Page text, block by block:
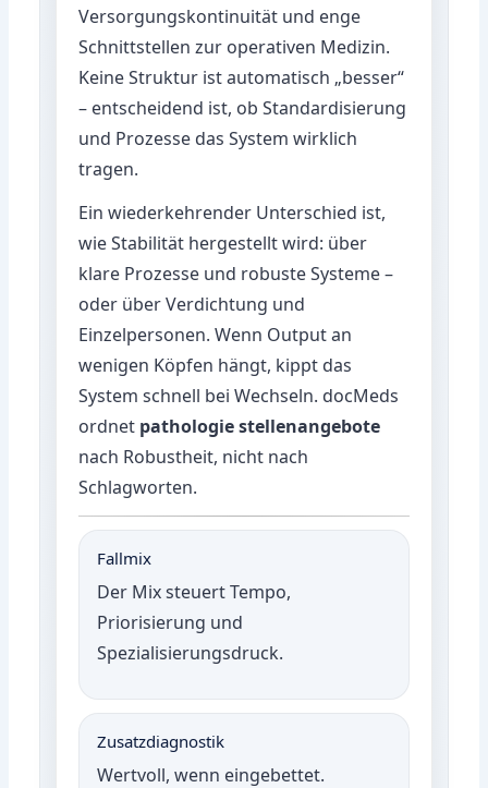
Versorgungskontinuität und enge
Schnittstellen zur operativen Medizin.
Keine Struktur ist automatisch „besser“
– entscheidend ist, ob Standardisierung
und Prozesse das System wirklich
tragen.
Ein wiederkehrender Unterschied ist,
wie Stabilität hergestellt wird: über
klare Prozesse und robuste Systeme –
oder über Verdichtung und
Einzelpersonen. Wenn Output an
wenigen Köpfen hängt, kippt das
System schnell bei Wechseln. docMeds
ordnet pathologie stellenangebote
nach Robustheit, nicht nach
Schlagworten.
Fallmix
Der Mix steuert Tempo,
Priorisierung und
Spezialisierungsdruck.
Zusatzdiagnostik
Wertvoll, wenn eingebettet.